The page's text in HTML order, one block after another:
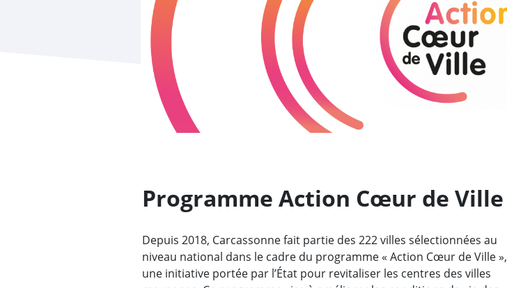
Programme Action Cœur de Ville
Depuis 2018, Carcassonne fait partie des 222 villes sélectionnées au
niveau national dans le cadre du programme « Action Cœur de Ville »,
une initiative portée par l’État pour revitaliser les centres des villes